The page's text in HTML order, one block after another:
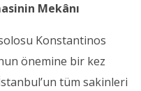
Mekânı
Konstantinos
önemine bir kez
tüm sakinleri